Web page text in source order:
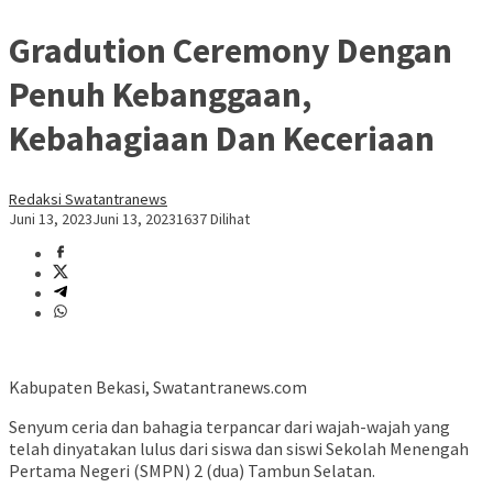
Gradution Ceremony Dengan
Penuh Kebanggaan,
Kebahagiaan Dan Keceriaan
Redaksi Swatantranews
Juni 13, 2023Juni 13, 20231637 Dilihat
Kabupaten Bekasi, Swatantranews.com
Senyum ceria dan bahagia terpancar dari wajah-wajah yang
telah dinyatakan lulus dari siswa dan siswi Sekolah Menengah
Pertama Negeri (SMPN) 2 (dua) Tambun Selatan.